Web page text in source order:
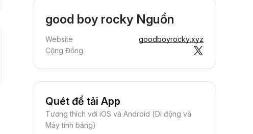
good boy rocky Nguồn
Website
goodboyrocky.xyz
Cộng Đồng
Quét để tải App
Tương thích với iOS và Android (Di động và
Máy tính bảng)